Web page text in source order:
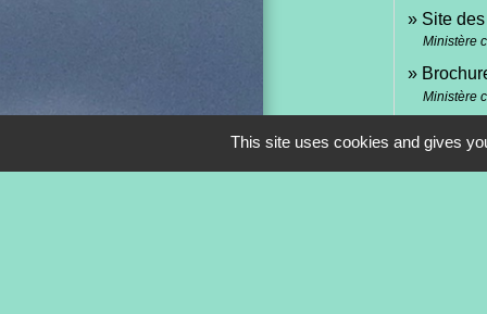
Site
Ministère
Ministère
This site uses cookies and gives